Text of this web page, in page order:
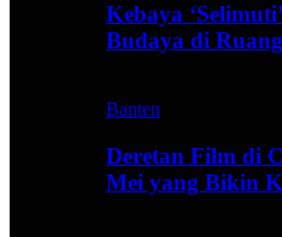
Kebaya
Budaya di
Banten
Deretan Film di
Mei yang Bikin